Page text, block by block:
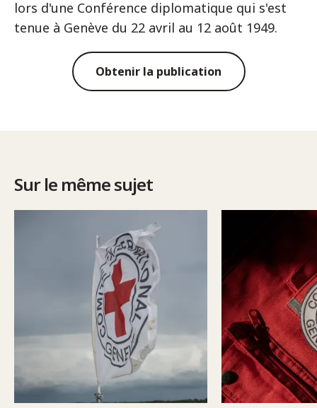
lors d'une Conférence diplomatique qui s'est
tenue à Genève du 22 avril au 12 août 1949.
Obtenir la publication
Sur le même sujet